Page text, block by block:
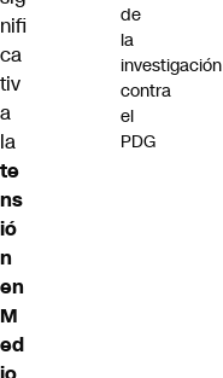
nifi
ca
tiv
a
la
te
ns
ió
n
en
M
ed
de
la
investigación
contra
el
PDG